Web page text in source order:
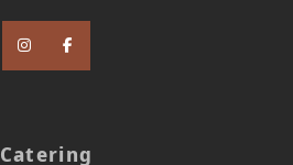
Catering